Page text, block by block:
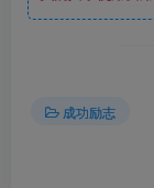
成功励志